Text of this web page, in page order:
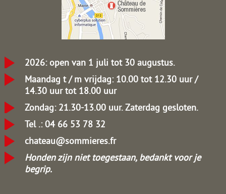
2026: open van 1 juli tot 30 augustus.
Maandag t / m vrijdag: 10.00 tot 12.30 uur /
14.30 uur tot 18.00 uur
Zondag: 21.30-13.00 uur.Zaterdag gesloten.
Tel .: 04 66 53 78 32
chateau@sommieres.fr
Honden zijn niet toegestaan, bedankt voor je
begrip.